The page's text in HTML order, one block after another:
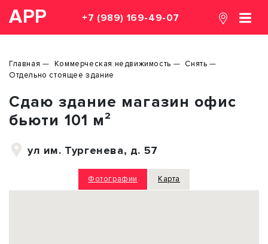
АРР +7 (989) 169-49-07
Главная Коммерческая недвижимость
Снять
Отдельно стоящее здание
Сдаю здание магазин офис
бьюти 101 м²
ул им. Тургенева, д. 57
Фотографии Карта